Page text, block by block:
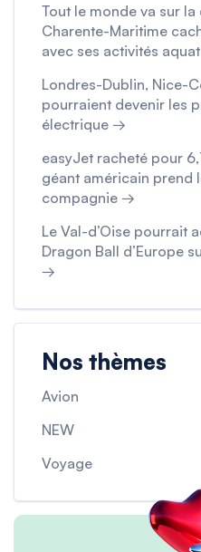
Tout le monde va sur
Charente-Maritime
avec ses activités
Londres-Dublin, Nice-
pourraient devenir les
électrique →
easyJet racheté pour
géant américain prend
compagnie →
Le Val-d’Oise pourrait
Dragon Ball d’Europe
→
Nos thèmes
Avion
NEW
Voyage